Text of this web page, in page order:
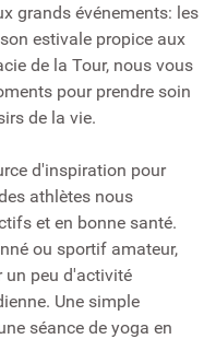
grands événements: les
estivale propice aux
de la Tour, nous vous
pour prendre soin
de la vie.
d'inspiration pour
athlètes nous
et en bonne santé.
ou sportif amateur,
un peu d'activité
Une simple
séance de yoga en